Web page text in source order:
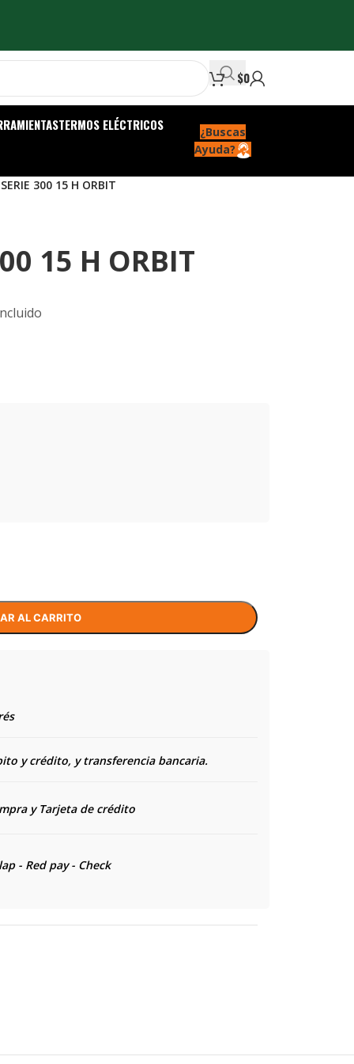
$0
TERMOS ELÉCTRICOS
¿Buscas
Ayuda?
300 15 H ORBIT
15 H ORBIT
AL CARRITO
y crédito, y transferencia bancaria.
y Tarjeta de crédito
- Red pay - Check